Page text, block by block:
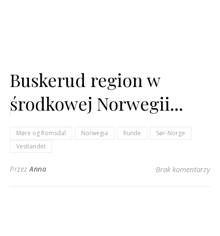
Buskerud region w
środkowej Norwegii...
Møre og Romsdal Norwegia Runde
Sør-Norge
Vestlandet
PrzezAnna Brak komentarzy